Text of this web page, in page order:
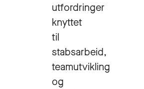
utfordringer
knyttet
til
stabsarbeid,
teamutvikling
og